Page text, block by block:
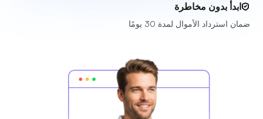
ابدأ بدون مخاطرة
ضمان استرداد الأموال لمدة 30 يومًا